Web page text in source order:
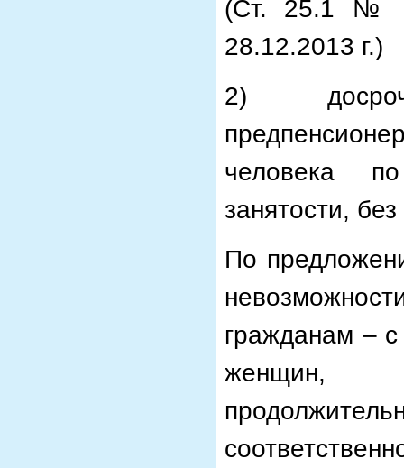
(Ст. 25.1 №
28.12.2013 г.)
2)
человека
занятости,
По
гражданам –
женщин,